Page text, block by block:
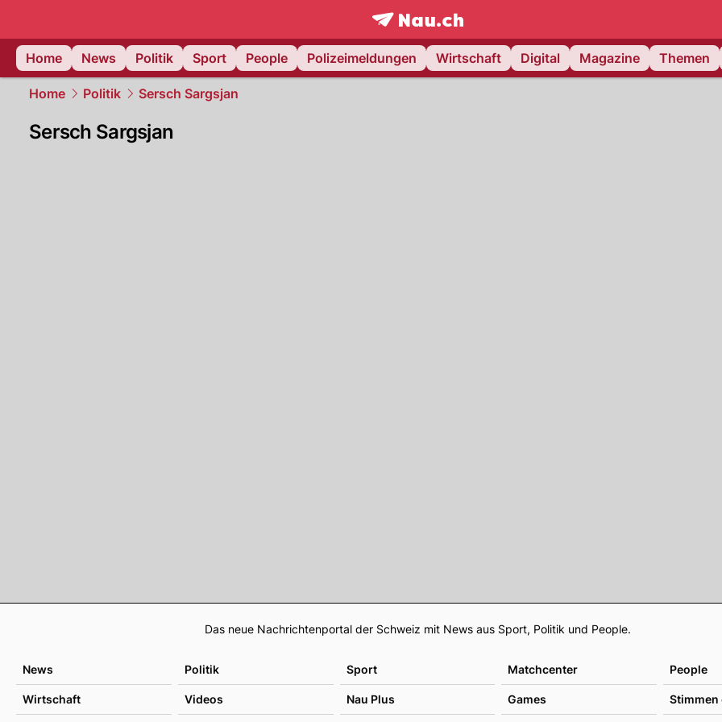
frontpage.NAU.ch
Home
News Politik Sport People Polizeimeldungen Wirtschaft Digital Magazine Themen
Home Politik Sersch Sargsjan
Sersch Sargsjan
Footer
Das neue Nachrichtenportal der Schweiz mit News aus Sport, Politik und People.
News Politik Sport Matchcenter People
Wirtschaft Videos Nau Plus Games Stimmen